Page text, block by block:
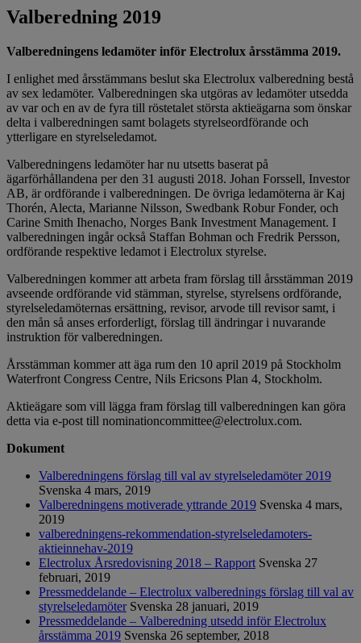
Valberedning 2019
Valberedningens ledamöter inför Electrolux årsstämma 2019.
I enlighet med årsstämmans beslut ska Electrolux valberedning bestå
av sex ledamöter. Valberedningen ska utgöras av ledamöter utsedda
av var och en av de fyra till röstetalet största aktieägarna som önskar
delta i valberedningen samt bolagets styrelseordförande och
ytterligare en styrelseledamot.
Valberedningens ledamöter har nu utsetts baserat på
ägarförhållandena per den 31 augusti 2018. Johan Forssell, Investor
AB, är ordförande i valberedningen. De övriga ledamöterna är Kaj
Thorén, Alecta, Marianne Nilsson, Swedbank Robur Fonder, och
Carine Smith Ihenacho, Norges Bank Investment Management. I
valberedningen ingår också Staffan Bohman och Fredrik Persson,
ordförande respektive ledamot i Electrolux styrelse.
Valberedningen kommer att arbeta fram förslag till årsstämman 2019
avseende ordförande vid stämman, styrelse, styrelsens ordförande,
styrelseledamöternas ersättning, revisor, arvode till revisor samt, i
den mån så anses erforderligt, förslag till ändringar i nuvarande
instruktion för valberedningen.
Årsstämman kommer att äga rum den 10 april 2019 på Stockholm
Waterfront Congress Centre, Nils Ericsons Plan 4, Stockholm.
Aktieägare som vill lägga fram förslag till valberedningen kan göra
detta via e-post till nominationcommittee@electrolux.com.
Dokument
Valberedningens förslag till val av styrelseledamöter 2019
Svenska 4 mars, 2019
Valberedningens motiverade yttrande 2019 Svenska 4 mars,
2019
valberedningens-rekommendation-styrelseledamoters-
aktieinnehav-2019
Electrolux Årsredovisning 2018 – Rapport Svenska 27
februari, 2019
Pressmeddelande – Electrolux valberednings förslag till val av
styrelseledamöter Svenska 28 januari, 2019
Pressmeddelande – Valberedning utsedd inför Electrolux
årsstämma 2019 Svenska 26 september, 2018